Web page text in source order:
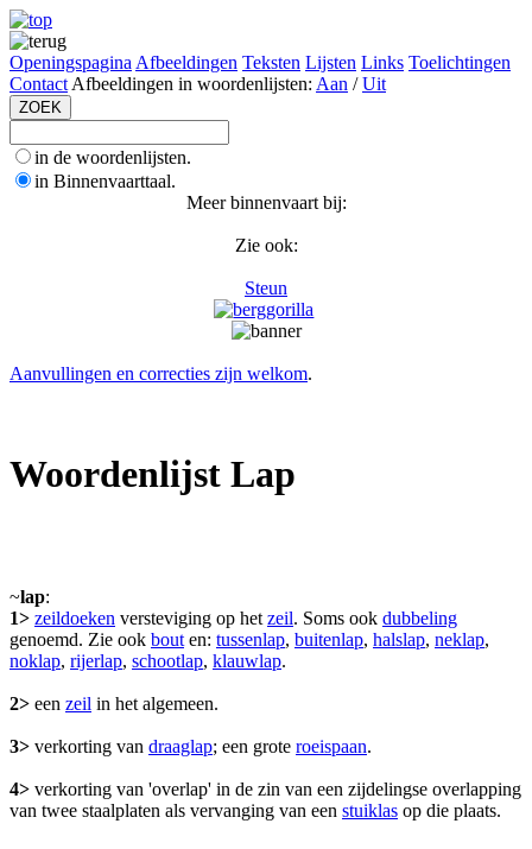
Openingspagina Afbeeldingen Teksten Lijsten Links Toelichtingen
Contact Afbeeldingen in woordenlijsten: Aan /Uit
in de woordenlijsten.
in Binnenvaarttaal.
Meer binnenvaart bij:
Zie ook:
Steun
Aanvullingen en correcties zijn welkom.
Woordenlijst Lap
~lap:
1> zeildoeken versteviging op het zeil. Soms ook dubbeling
genoemd. Zie ook bout en: tussenlap, buitenlap, halslap, neklap,
noklap, rijerlap, schootlap, klauwlap.
2> een zeil in het algemeen.
3> verkorting van draaglap; een grote roeispaan.
4> verkorting van 'overlap' in de zin van een zijdelingse overlapping
van twee staalplaten als vervanging van een stuiklas op die plaats.